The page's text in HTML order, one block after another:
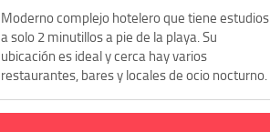
Moderno complejo hotelero que tiene estudios
a solo 2 minutillos a pie de la playa. Su
ubicación es ideal y cerca hay varios
restaurantes, bares y locales de ocio nocturno.